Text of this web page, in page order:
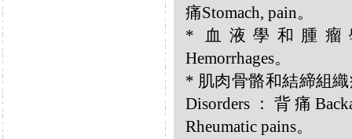
痛Stomach, pain。
* 血液學和腫瘤學
Hemorrhages。
* 肌肉骨骼和結締組織
Disorders：背痛
Rheumatic pains。